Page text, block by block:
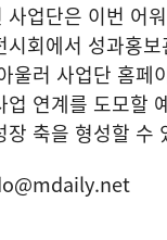
사업단은 이번 어
시회에서 성과홍
울러 사업단 홈페
업 연계를 도모할
장 축을 형성할 수